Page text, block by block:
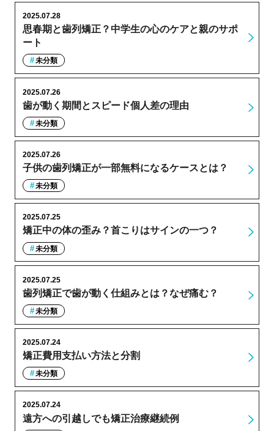
思春期と歯列矯正？中学生の心のケアと親のサポ
ート
2025.07.28
未分類
歯が動く期間とスピード個人差の理由
2025.07.26
未分類
子供の歯列矯正が一部無料になるケースとは？
2025.07.26
未分類
矯正中の体の歪み？首こりはサインの一つ？
2025.07.25
未分類
歯列矯正で歯が動く仕組みとは？なぜ痛む？
2025.07.25
未分類
矯正費用支払い方法と分割
2025.07.24
未分類
遠方への引越しでも矯正治療継続例
2025.07.24